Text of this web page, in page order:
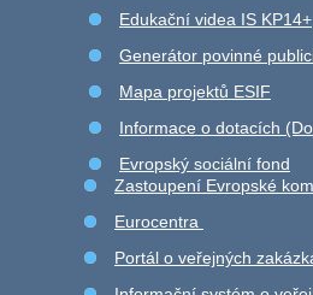
Edukační videa IS KP14+
Generátor povinné
Mapa projektů ESIF
Informace o dotacích
Evropský sociální fond
Zastoupení Evropské
Eurocentra
Portál o veřejných